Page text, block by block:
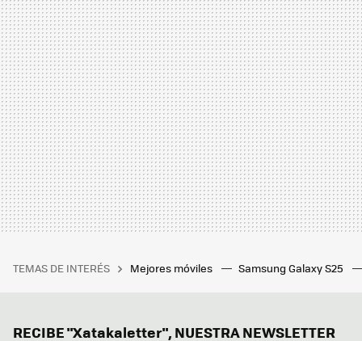
TEMAS DE INTERÉS Mejores móviles Samsung Galaxy S25
RECIBE "Xatakaletter", NUESTRA NEWSLETTER